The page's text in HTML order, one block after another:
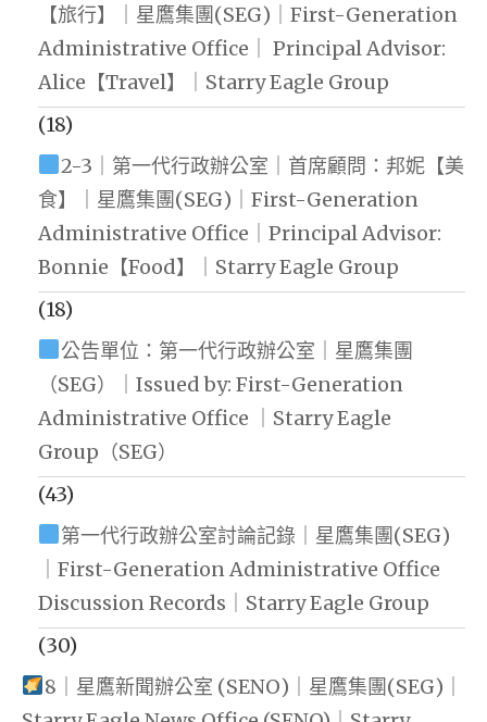
【旅行】｜星鷹集團(SEG)｜First-Generation
Administrative Office｜ Principal Advisor:
Alice【Travel】｜Starry Eagle Group
(18)
2-3｜第一代行政辦公室｜首席顧問：邦妮【美
食】｜星鷹集團(SEG)｜First-Generation
Administrative Office｜Principal Advisor:
Bonnie【Food】｜Starry Eagle Group
(18)
公告單位：第一代行政辦公室｜星鷹集團
（SEG）｜Issued by: First-Generation
Administrative Office ｜Starry Eagle
Group（SEG）
(43)
第一代行政辦公室討論記錄｜星鷹集團(SEG)
｜First-Generation Administrative Office
Discussion Records｜Starry Eagle Group
(30)
8｜星鷹新聞辦公室 (SENO)｜星鷹集團(SEG)｜